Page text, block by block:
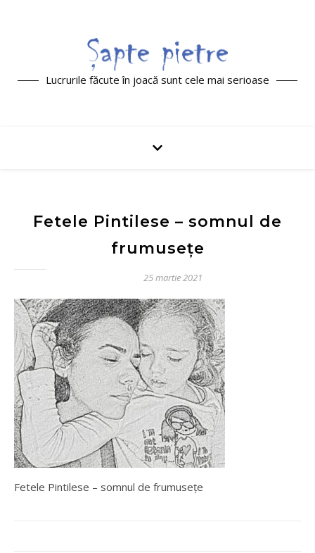
Lucrurile făcute în joacă sunt cele mai serioase
Fetele Pintilese – somnul de
frumusețe
25 martie 2021
Fetele Pintilese – somnul de frumusețe